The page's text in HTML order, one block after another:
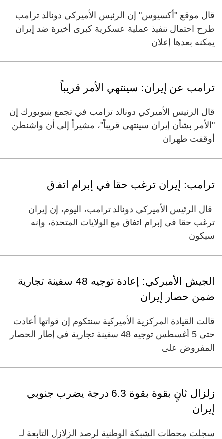
قال موقع "أكسيوس" إن الرئيس الأميركي دونالد ترامب
طرح احتمال تنفيذ عملية عسكرية كبرى أخيرة ضد إيران
يمكنه بعدها إعلان
ترامب عن إيران: سينتهي الأمر قريباً
قال الرئيس الأميركي دونالد ترامب في تجمع بنيويورك إن
"الأمر بشأن إيران سينتهي قريباً"، مشيراً إلى أن واشنطن
أوقفت طهران
ترامب: إيران ترغب حقا في إبرام اتفاق
‌قال ​الرئيس الأميركي دونالد ترامب، اليوم، ⁠إن إيران
ترغب حقا ‌في إبرام ‌اتفاق مع ‌الولايات المتحدة، وإنه
‌سيكون ‌
الجيش الأميركي: إعادة توجيه 48 سفينة تجارية
ضمن حصار إيران
قالت القيادة المركزية الأميركية سنتكوم إن قواتها أعادت
حتى 5 أغسطس توجيه 48 سفينة تجارية في إطار الحصار
المفروض على
زلزال ثانٍ بقوة بقوة 6.3 درجة يضرب جنوبي
إيران
سجلت محطات الشبكة الوطنية لرصد الزلازل التابعة لـ